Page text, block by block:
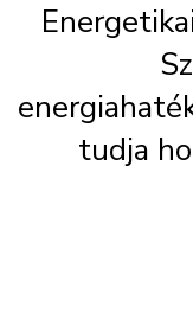
tudja